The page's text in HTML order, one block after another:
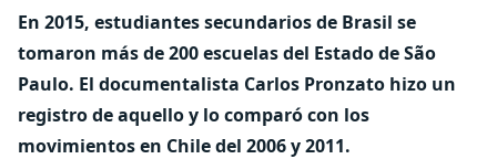
En 2015, estudiantes secundarios de Brasil se
tomaron más de 200 escuelas del Estado de São
Paulo. El documentalista Carlos Pronzato hizo un
registro de aquello y lo comparó con los
movimientos en Chile del 2006 y 2011.